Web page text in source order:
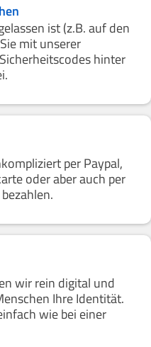
ist (z.B. auf den
mit unserer
hinter
per Paypal,
oder aber auch per
wir rein digital und
Ihre Identität.
wie bei einer